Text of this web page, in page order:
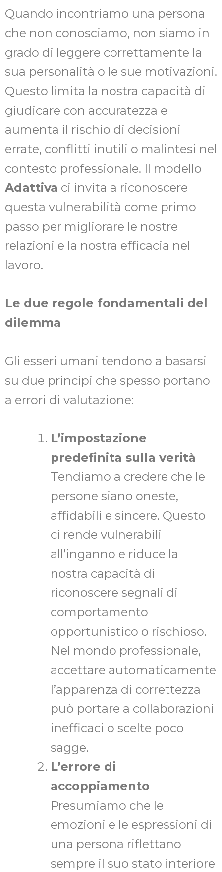
Quando incontriamo una persona
che non conosciamo, non siamo in
grado di leggere correttamente la
sua personalità o le sue motivazioni.
Questo limita la nostra capacità di
giudicare con accuratezza e
aumenta il rischio di decisioni
errate, conflitti inutili o malintesi nel
contesto professionale. Il modello
Adattiva ci invita a riconoscere
questa vulnerabilità come primo
passo per migliorare le nostre
relazioni e la nostra efficacia nel
lavoro.
Le due regole fondamentali del
dilemma
Gli esseri umani tendono a basarsi
su due principi che spesso portano
a errori di valutazione:
L’impostazione
predefinita sulla verità
Tendiamo a credere che le
persone siano oneste,
affidabili e sincere. Questo
ci rende vulnerabili
all’inganno e riduce la
nostra capacità di
riconoscere segnali di
comportamento
opportunistico o rischioso.
Nel mondo professionale,
accettare automaticamente
l’apparenza di correttezza
può portare a collaborazioni
inefficaci o scelte poco
sagge.
L’errore di
accoppiamento
Presumiamo che le
emozioni e le espressioni di
una persona riflettano
sempre il suo stato interiore